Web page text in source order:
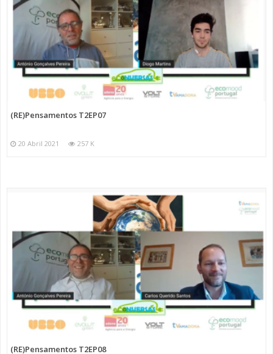
(RE)Pensamentos T2EP07
20 Abril 2021 257 K
(RE)Pensamentos T2EP08